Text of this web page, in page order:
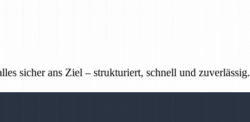
sicher ans Ziel – strukturiert, schnell und zuverlässig.